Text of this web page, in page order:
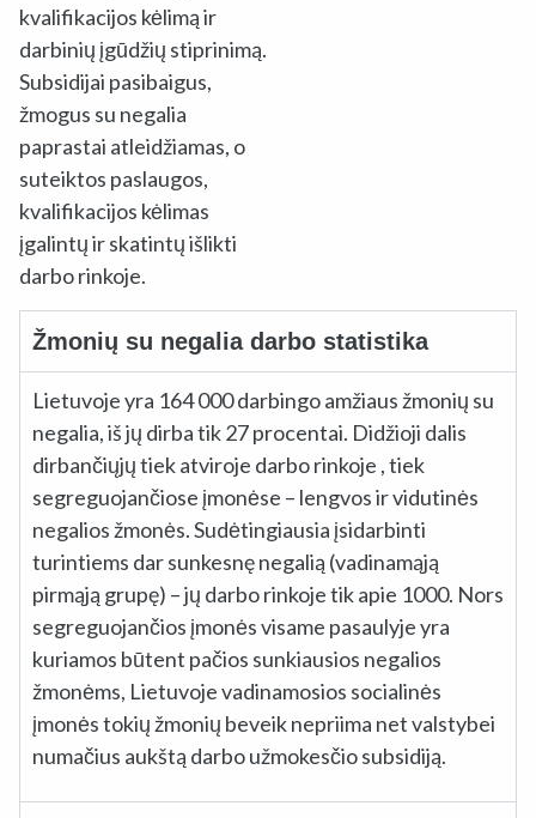
kvalifikacijos kėlimą ir
darbinių įgūdžių stiprinimą.
Subsidijai pasibaigus,
žmogus su negalia
paprastai atleidžiamas, o
suteiktos paslaugos,
kvalifikacijos kėlimas
įgalintų ir skatintų išlikti
darbo rinkoje.
Žmonių su negalia darbo statistika ​
Lietuvoje yra 164 000 darbingo amžiaus žmonių su
negalia, iš jų dirba tik 27 procentai. Didžioji dalis
dirbančiųjų tiek atviroje darbo rinkoje , tiek
segreguojančiose įmonėse – lengvos ir vidutinės
negalios žmonės. Sudėtingiausia įsidarbinti
turintiems dar sunkesnę negalią (vadinamąją
pirmąją grupę) – jų darbo rinkoje tik apie 1000. Nors
segreguojančios įmonės visame pasaulyje yra
kuriamos būtent pačios sunkiausios negalios
žmonėms, Lietuvoje vadinamosios socialinės
įmonės tokių žmonių beveik nepriima net valstybei
numačius aukštą darbo užmokesčio subsidiją.